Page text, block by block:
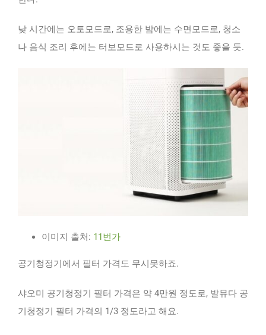
낮 시간에는 오토모드로, 조용한 밤에는 수면모드로, 청소
나 음식 조리 후에는 터보모드로 사용하시는 것도 좋을 듯.
이미지 출처: 11번가
공기청정기에서 필터 가격도 무시못하죠.
샤오미 공기청정기 필터 가격은 약 4만원 정도로, 발뮤다 공
기청정기 필터 가격의 1/3 정도라고 해요.